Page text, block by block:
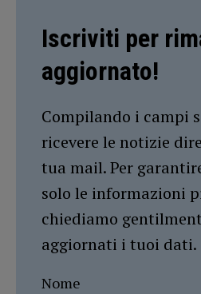
Iscriviti per
aggiornato!
Compilando i campi
ricevere le notizie
tua mail. Per
solo le informazioni
chiediamo
aggiornati i tuoi dati.
Nome